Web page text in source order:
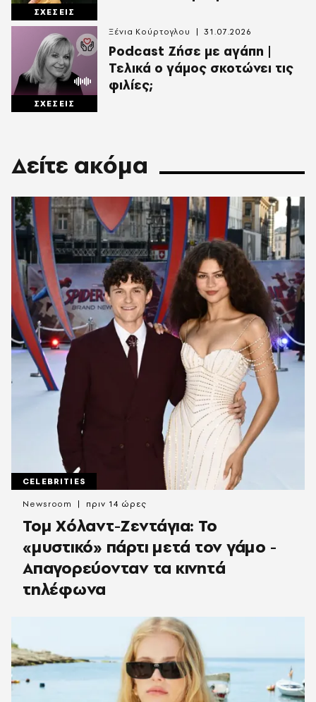
ΣΧΕΣΕΙΣ
ΣΧΕΣΕΙΣ
Podcast Ζήσε με αγάπη |
Τελικά ο γάμος σκοτώνει τις
φιλίες;
Ξένια Κούρτογλου 31.07.2026
Δείτε ακόμα
CELEBRITIES
Τομ Χόλαντ-Ζεντάγια: Το
«μυστικό» πάρτι μετά τον γάμο -
Απαγορεύονταν τα κινητά
τηλέφωνα
Newsroom πριν 14 ώρες